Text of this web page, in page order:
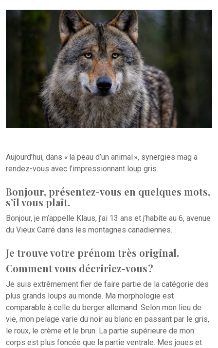
Aujourd’hui, dans « la peau d’un animal », synergies mag a
rendez-vous avec l’impressionnant loup gris.
Bonjour, présentez-vous en quelques mots,
s’il vous plaît.
Bonjour, je m’appelle Klaus, j’ai 13 ans et j’habite au 6, avenue
du Vieux Carré dans les montagnes canadiennes.
Je trouve votre prénom très original.
Comment vous décririez-vous ?
Je suis extrêmement fier de faire partie de la catégorie des
plus grands loups au monde. Ma morphologie est
comparable à celle du berger allemand. Selon mon lieu de
vie, mon pelage varie du noir au blanc en passant par le gris,
le roux, le crème et le brun. La partie supérieure de mon
corps est plus foncée que la partie ventrale. Mes joues et